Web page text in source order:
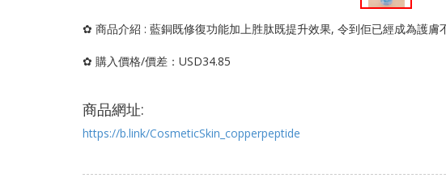
✿ 商品介紹 : 藍銅既修復功能加上胜肽既提升效果, 令到佢已經成為護膚
✿ 購入價格/價差：USD34.85
商品網址:
https://b.link/CosmeticSkin_copperpeptide